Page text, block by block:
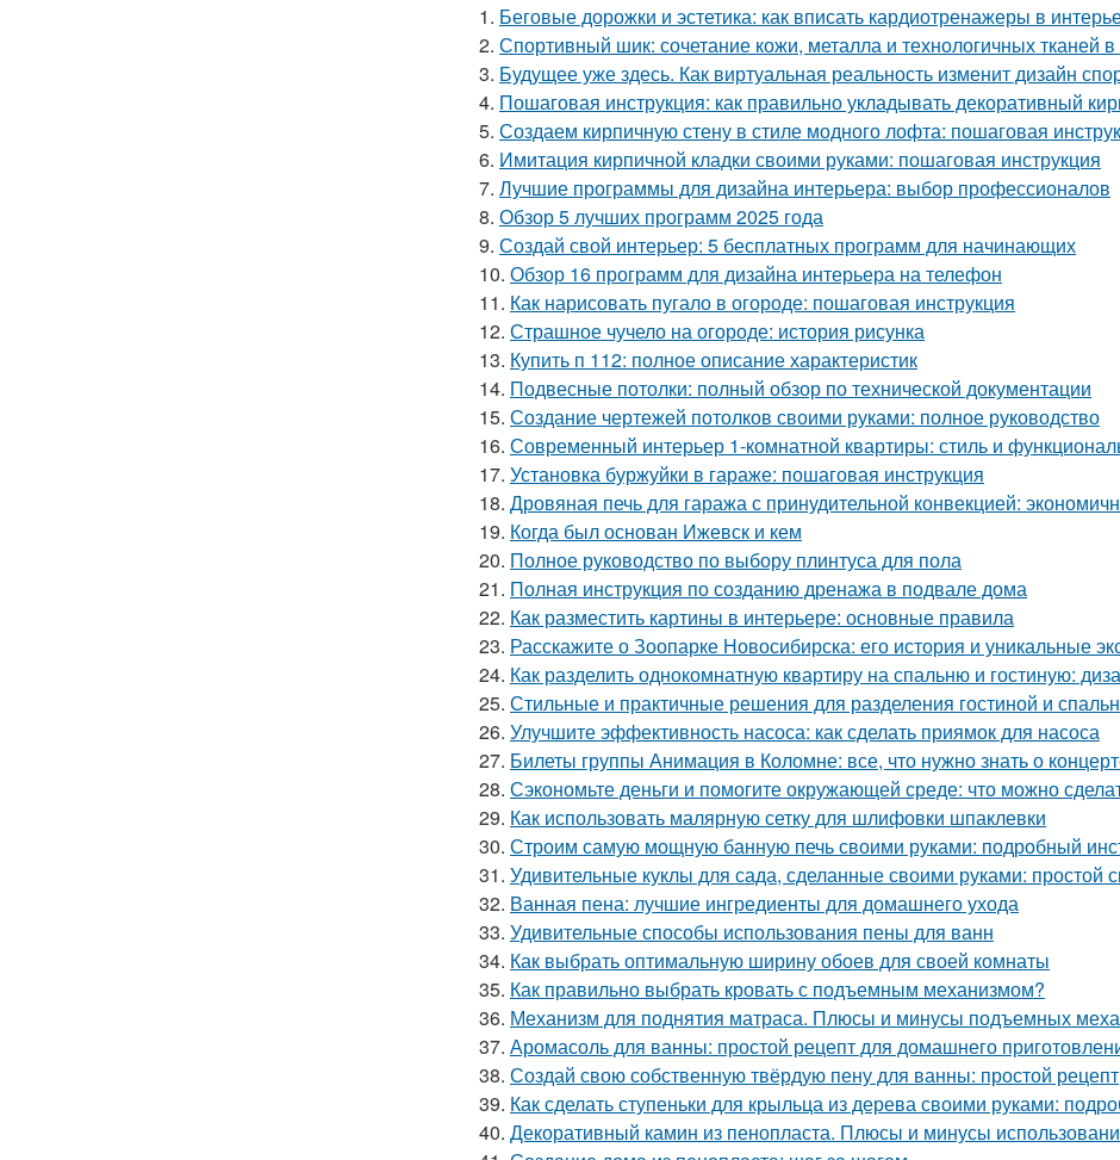
1. Беговые дорожки и эстетика: как вписать кардиотренажеры в
2. Спортивный шик: сочетание кожи, металла и технологичных тканей
3. Будущее уже здесь. Как виртуальная реальность изменит дизайн
4. Пошаговая инструкция: как правильно укладывать декоративный
5. Создаем кирпичную стену в стиле модного лофта: пошаговая
6. Имитация кирпичной кладки своими руками: пошаговая инструкция
7. Лучшие программы для дизайна интерьера: выбор профессионалов
8. Обзор 5 лучших программ 2025 года
9. Создай свой интерьер: 5 бесплатных программ для начинающих
10. Обзор 16 программ для дизайна интерьера на телефон
11. Как нарисовать пугало в огороде: пошаговая инструкция
12. Страшное чучело на огороде: история рисунка
13. Купить п 112: полное описание характеристик
14. Подвесные потолки: полный обзор по технической документации
15. Создание чертежей потолков своими руками: полное руководство
16. Современный интерьер 1-комнатной квартиры: стиль и
17. Установка буржуйки в гараже: пошаговая инструкция
18. Дровяная печь для гаража с принудительной конвекцией:
19. Когда был основан Ижевск и кем
20. Полное руководство по выбору плинтуса для пола
21. Полная инструкция по созданию дренажа в подвале дома
22. Как разместить картины в интерьере: основные правила
23. Расскажите о Зоопарке Новосибирска: его история и уникальные
24. Как разделить однокомнатную квартиру на спальню и гостиную:
25. Стильные и практичные решения для разделения гостиной и
26. Улучшите эффективность насоса: как сделать приямок для насоса
27. Билеты группы Анимация в Коломне: все, что нужно знать о
28. Сэкономьте деньги и помогите окружающей среде: что можно
29. Как использовать малярную сетку для шлифовки шпаклевки
30. Строим самую мощную банную печь своими руками: подробный
31. Удивительные куклы для сада, сделанные своими руками: простой
32. Ванная пена: лучшие ингредиенты для домашнего ухода
33. Удивительные способы использования пены для ванн
34. Как выбрать оптимальную ширину обоев для своей комнаты
35. Как правильно выбрать кровать с подъемным механизмом?
36. Механизм для поднятия матраса. Плюсы и минусы подъемных
37. Аромасоль для ванны: простой рецепт для домашнего
38. Создай свою собственную твёрдую пену для ванны: простой рецепт
39. Как сделать ступеньки для крыльца из дерева своими руками:
40. Декоративный камин из пенопласта. Плюсы и минусы